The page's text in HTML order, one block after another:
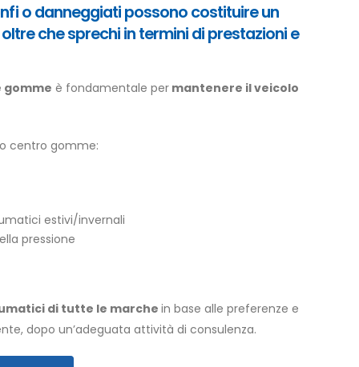
o danneggiati possono costituire un
che sprechi in termini di prestazioni e
gomme è fondamentale per mantenere il veicolo
centro gomme:
estivi/invernali
pressione
di tutte le marche in base alle preferenze e
dopo un’adeguata attività di consulenza.